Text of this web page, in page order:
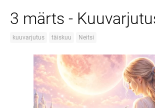
3 märts -
kuuvarjutus täiskuu Neitsi